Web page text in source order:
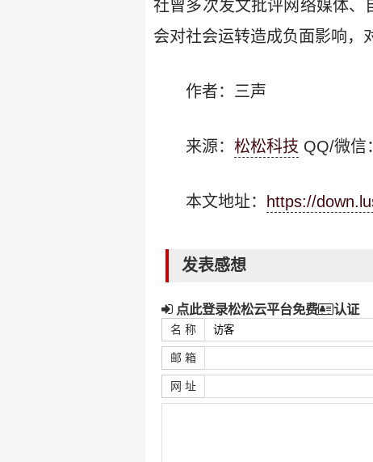
社曾多次发文批评网络媒体、
会对社会运转造成负面影响，
作者：三声
来源： 松松科技 QQ/微信
本文地址： https://
发表感想
点此登录松松云平台免费 认证
名 称
邮 箱
网 址